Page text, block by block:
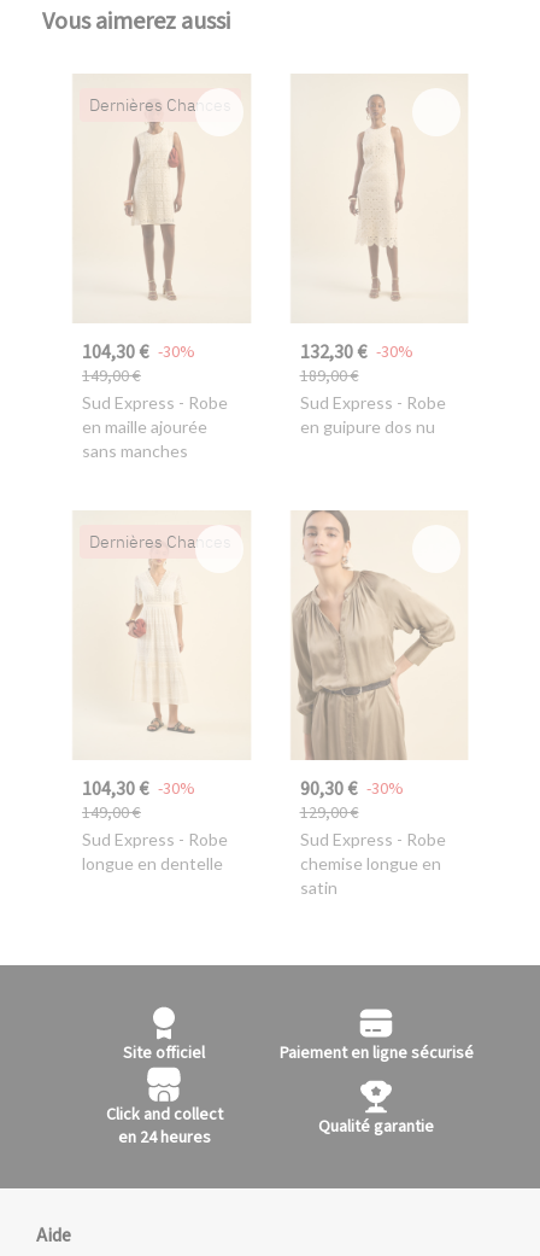
Vous aimerez aussi
Dernières Chances
104,30 €
149,00 €
-30%
Sud Express - Robe
en maille ajourée
sans manches
132,30 €
189,00 €
-30%
Sud Express - Robe
en guipure dos nu
Dernières Chances
104,30 €
149,00 €
-30%
Sud Express - Robe
longue en dentelle
90,30 €
129,00 €
-30%
Sud Express - Robe
chemise longue en
satin
Site officiel Paiement en ligne sécurisé
Click and collect
en 24 heures
Qualité garantie
Aide